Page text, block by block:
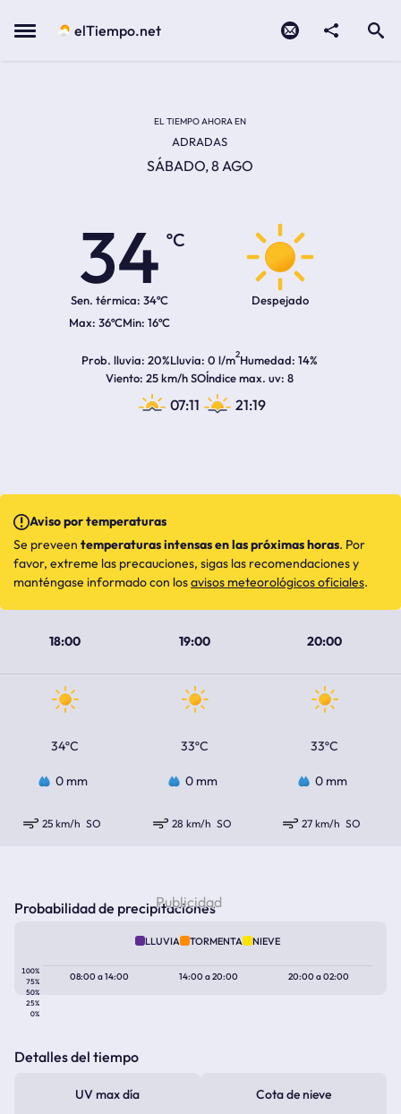
Menu elTiempo.net
EL TIEMPO AHORA EN
ADRADAS
SÁBADO, 8 AGO
34
ºC
Sen. térmica: 34ºC
36ºC 16ºC
Despejado
Prob. lluvia 20%Lluvia 0 l/m2Humedad 14%
Viento 25 km/h SOÍndice max. uv 8
07:11 21:19
18:00 19:00 20:00
34ºC 33ºC 33ºC
0 mm 0 mm 0 mm
25 km/h SO 28 km/h SO 27 km/h SO
Aviso por temperaturas
Se preveen temperaturas intensas en las próximas horas. Por
favor, extreme las precauciones, sigas las recomendaciones y
manténgase informado con losavisos meteorológicos oficiales.
Probabilidad de precipitaciones
LLUVIA TORMENTA NIEVE
100%
75%
50%
25%
0%
08:00a14:00 14:00a20:00 20:00a02:00
Detalles del tiempo
UV max día Cota de nieve